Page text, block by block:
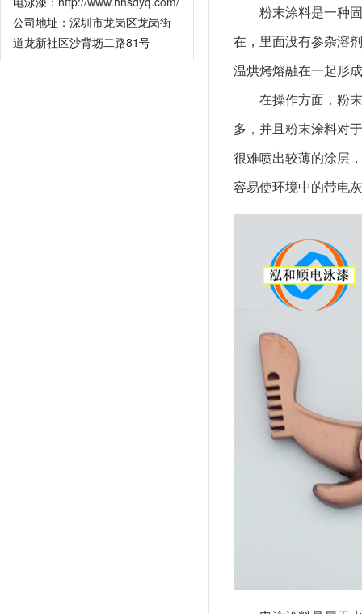
公司地址：深圳市龙岗区龙岗街
道龙新社区沙背坜二路81号
粉末涂料是一种
在，里面没有参杂溶
温烘烤熔融在一起形
在操作方面，粉
多，并且粉末涂料对
很难喷出较薄的涂层
容易使环境中的带电